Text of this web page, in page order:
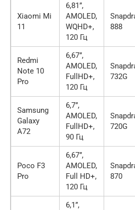
Xiaomi Mi
11
6,81”,
AMOLED,
WQHD+,
120 Гц
888
Redmi
Note 10
Pro
6,67”,
AMOLED,
FullHD+,
120 Гц
732G
Samsung
Galaxy
A72
6,7”,
AMOLED,
FullHD+,
90 Гц
720G
Poco F3
Pro
6,67”,
AMOLED,
Full HD+,
120 Гц
870
6,1”,